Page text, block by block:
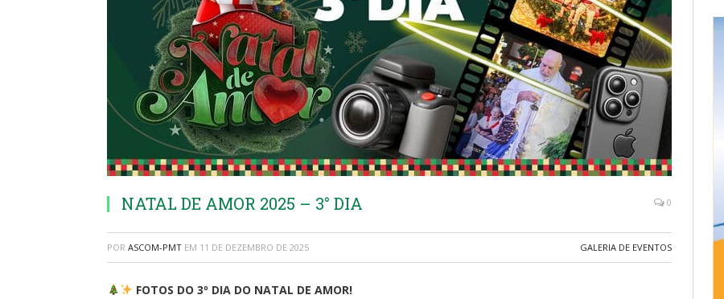
NATAL DE AMOR 2025 – 3° DIA 0
POR ASCOM-PMT EM 11 DE DEZEMBRO DE 2025 GALERIA DE EVENTOS
FOTOS DO 3º DIA DO NATAL DE AMOR!